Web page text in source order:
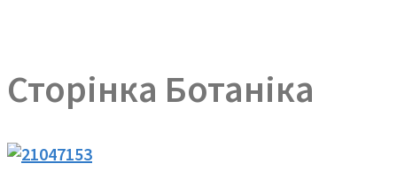
Сторінка Ботаніка